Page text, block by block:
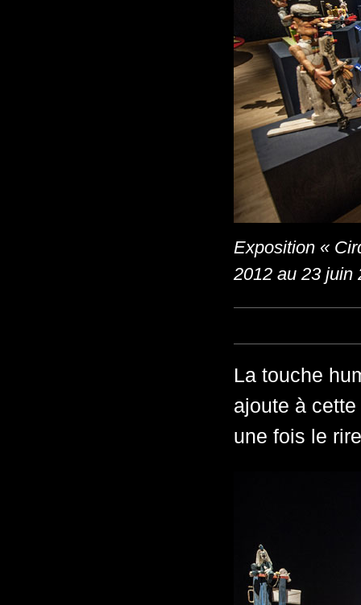
Exposition «
2012 au 23 juin
La touche
ajoute à
une fois le